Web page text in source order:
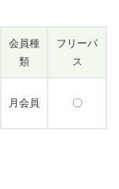
会員種
類
フリーパ
ス
月会員 〇